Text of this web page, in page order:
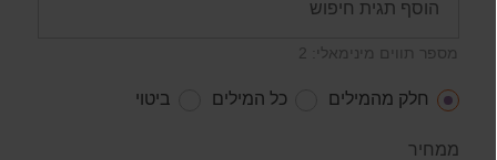
מספר תווים מינימאלי: 2
חלק מהמילים כל המילים ביטוי
ממחיר